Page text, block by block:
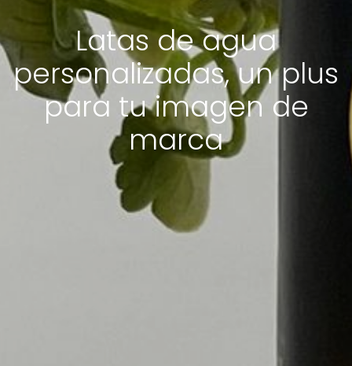
Latas de agua
personalizadas, un plus
para tu imagen de
marca